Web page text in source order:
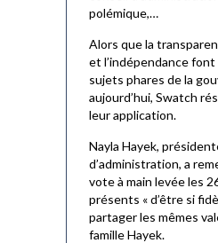
polémique,…
Alors que la
et l’indépendance
sujets phares de la
aujourd’hui, Swatch
leur application.
Nayla Hayek,
d’administration, a
vote à main levée les
présents « d’être si
partager les mêmes
famille Hayek.